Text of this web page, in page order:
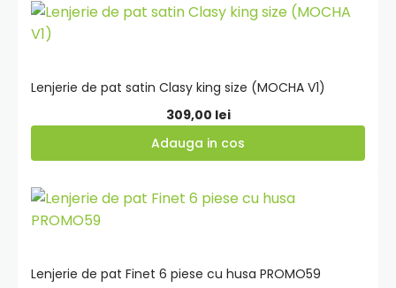
Lenjerie de pat satin Clasy king size (MOCHA V1)
309,00 lei
Adauga in cos
Adauga
Lenjerie de pat Finet 6 piese cu husa PROMO59
Adauga